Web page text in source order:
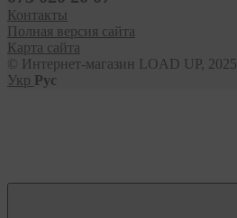
Контакты
Полная версия сайта
Карта сайта
© Интернет-магазин LOAD UP, 2025
Укр Рус